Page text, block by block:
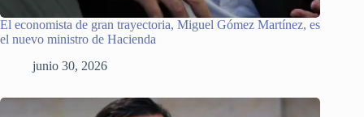
El economista de gran trayectoria, Miguel Gómez Martínez, es
el nuevo ministro de Hacienda
junio 30, 2026